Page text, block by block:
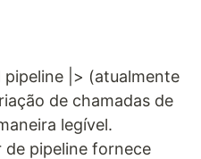
|> (atualmente
de chamadas de
legível.
de pipeline fornece